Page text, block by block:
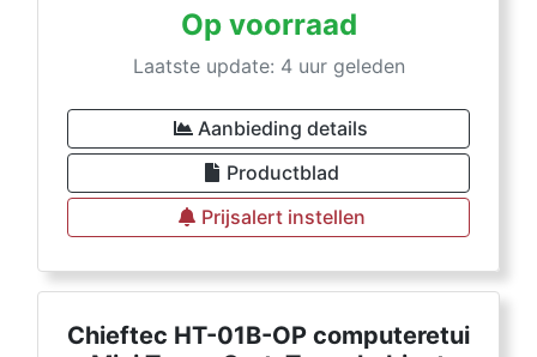
Op voorraad
Laatste update: 4 uur geleden
Aanbieding details
Productblad
Prijsalert instellen
Chieftec HT-01B-OP computeretui